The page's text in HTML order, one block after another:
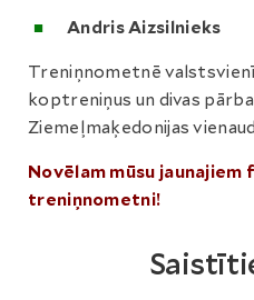
Andris Aizsilnieks
Treniņnometnē
koptreniņus un divas
Ziemeļmaķedonijas
Novēlam mūsu
treniņnometni!